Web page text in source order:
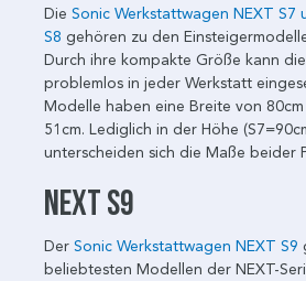
Die Sonic Werkstattwagen NEXT S7
S8 gehören zu den
Durch ihre kompakte Größe kann
problemlos in jeder Werkstatt
Modelle haben eine Breite von
51cm. Lediglich in der Höhe
unterscheiden sich die Maße beider
NEXT S9
Der Sonic Werkstattwagen NEXT S9
beliebtesten Modellen der NEXT-